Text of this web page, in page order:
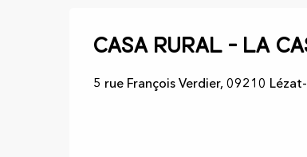
Casa rural - La
5 rue François Verdier, 09210